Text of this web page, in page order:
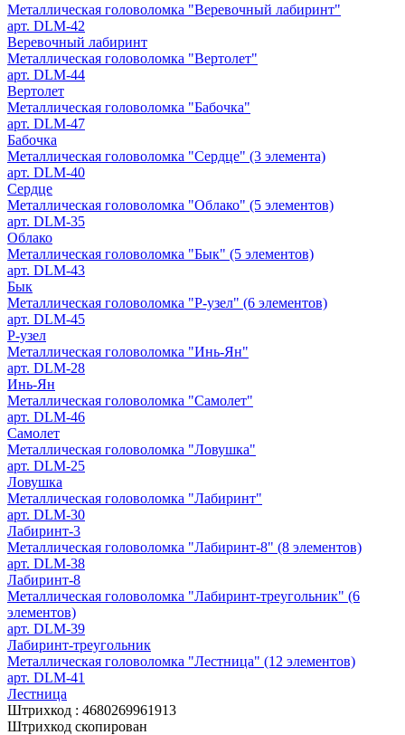
Металлическая головоломка "Веревочный лабиринт"
арт. DLM-42
Веревочный лабиринт
Металлическая головоломка "Вертолет"
арт. DLM-44
Вертолет
Металлическая головоломка "Бабочка"
арт. DLM-47
Бабочка
Металлическая головоломка "Сердце" (3 элемента)
арт. DLM-40
Сердце
Металлическая головоломка "Облако" (5 элементов)
арт. DLM-35
Облако
Металлическая головоломка "Бык" (5 элементов)
арт. DLM-43
Бык
Металлическая головоломка "Р-узел" (6 элементов)
арт. DLM-45
Р-узел
Металлическая головоломка "Инь-Ян"
арт. DLM-28
Инь-Ян
Металлическая головоломка "Самолет"
арт. DLM-46
Самолет
Металлическая головоломка "Ловушка"
арт. DLM-25
Ловушка
Металлическая головоломка "Лабиринт"
арт. DLM-30
Лабиринт-3
Металлическая головоломка "Лабиринт-8" (8 элементов)
арт. DLM-38
Лабиринт-8
Металлическая головоломка "Лабиринт-треугольник" (6
элементов)
арт. DLM-39
Лабиринт-треугольник
Металлическая головоломка "Лестница" (12 элементов)
арт. DLM-41
Лестница
Штрихкод : 4680269961913
Штрихкод скопирован